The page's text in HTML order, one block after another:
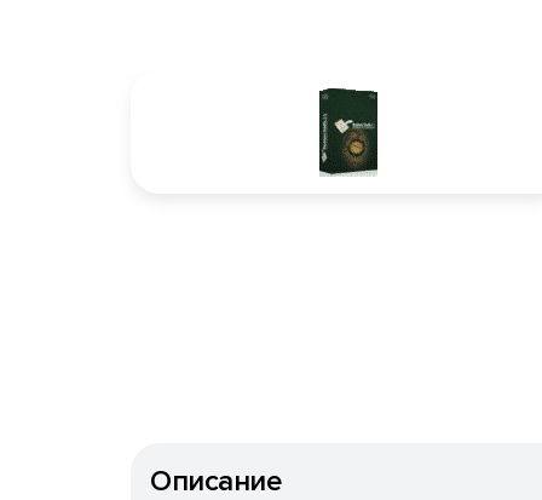
Описание